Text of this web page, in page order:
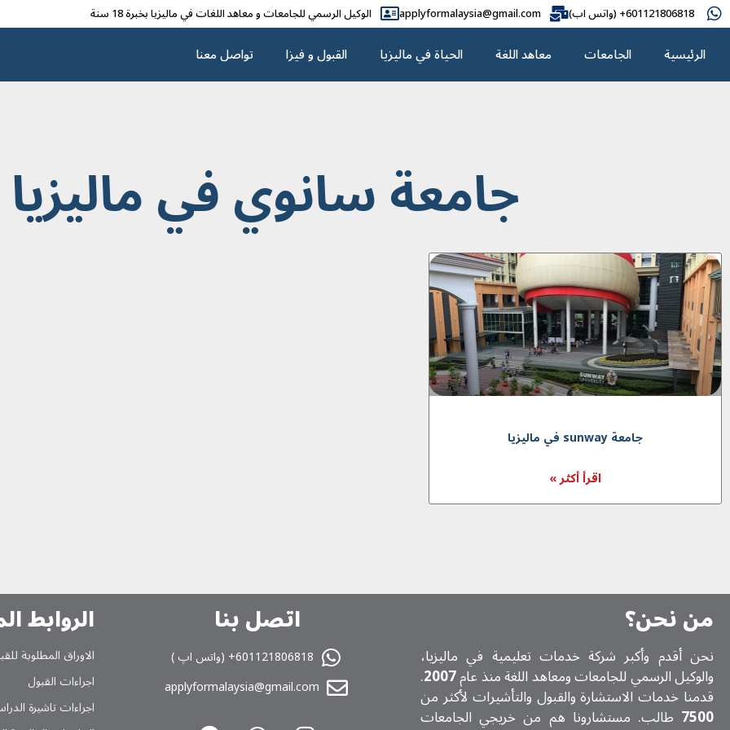
601121806818+ (واتس اب) applyformalaysia@gmail.com الوکیل الرسمي للجامعات و معاهد اللغات في مالیزیا بخبرة 18 سنة
الرئيسية الجامعات معاهد اللغة الحياة في ماليزيا القبول و فیزا تواصل معنا
جامعة سانوي في ماليزيا
جامعة sunway في ماليزيا
اقرأ أكثر »
من نحن؟
نحن أقدم وأكبر شركة خدمات تعلیمیة في ماليزيا،
والوكيل الرسمي للجامعات ومعاهد اللغة منذ عام2007
.
قدمنا خدمات الاستشارة والقبول والتأشيرات لأكثر من
7500 طالب. مستشارونا هم من خريجي الجامعات
اتصل بنا
601121806818+ (واتس اپ )
applyformalaysia@gmail.com
الروابط
الاوراق المطلوبة
اجراءات القبول
اجراءات تاشیرة